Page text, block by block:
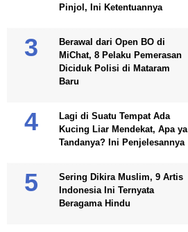
Pinjol, Ini Ketentuannya
Berawal dari Open BO di
MiChat, 8 Pelaku Pemerasan
Diciduk Polisi di Mataram
Baru
Lagi di Suatu Tempat Ada
Kucing Liar Mendekat, Apa ya
Tandanya? Ini Penjelesannya
Sering Dikira Muslim, 9 Artis
Indonesia Ini Ternyata
Beragama Hindu